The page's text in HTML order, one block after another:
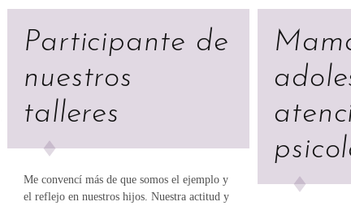
Participante de
nuestros
talleres
Me convencí más de que somos el ejemplo y
el reflejo en nuestros hijos. Nuestra actitud y